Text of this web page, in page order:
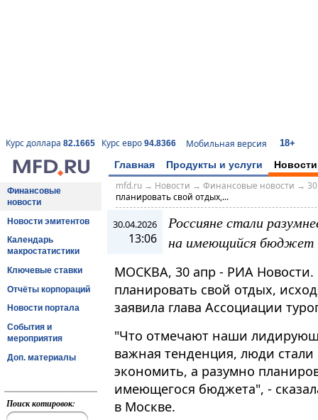
Курс доллара 82.1665 Курс евро 94.8366 Мобильная версия 18+
Главная Продукты и услуги Новости
Финансовые
новости
Новости эмитентов
Календарь
макростатистики
Ключевые ставки
Отчёты корпораций
Новости портала
События и
мероприятия
Доп. материалы
Поиск котировок:
mfd.ru→ Новости → Финансовые новости →
планировать свой отдых,...
30.04.2026
13:06
Россияне стали
на имеющийся бюджет
МОСКВА, 30 апр - РИА Новости.
планировать свой отдых,
заявила глава Ассоциации
"Что отмечают наши
важная тенденция, люди
экономить, а разумно
имеющегося бюджета", -
в Москве.